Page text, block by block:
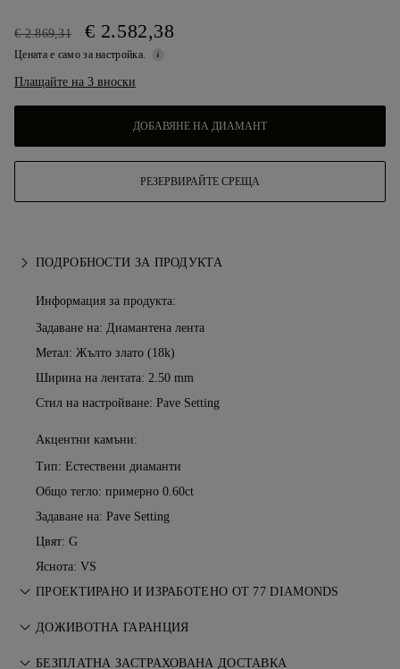
€ 2.869,31 € 2.582,38
Цената е само за настройка.
Плащайте на 3 вноски
ДОБАВЯНЕ НА ДИАМАНТ
РЕЗЕРВИРАЙТЕ СРЕЩА
ПОДРОБНОСТИ ЗА ПРОДУКТА
Информация за продукта:
Задаване на: Диамантена лента
Метал: Жълто злато (18k)
Ширина на лентата: 2.50 mm
Стил на настройване: Pave Setting
Акцентни камъни:
Тип: Естествени диаманти
Общо тегло: примерно 0.60ct
Задаване на: Pave Setting
Цвят: G
Яснота: VS
ПРОЕКТИРАНО И ИЗРАБОТЕНО ОТ 77 DIAMONDS
Изкуството на бижутерията, усъвършенствано от
ДОЖИВОТНА ГАРАНЦИЯ
Всяка покупка от 77 Diamonds включва доживотна
БЕЗПЛАТНА ЗАСТРАХОВАНА ДОСТАВКА